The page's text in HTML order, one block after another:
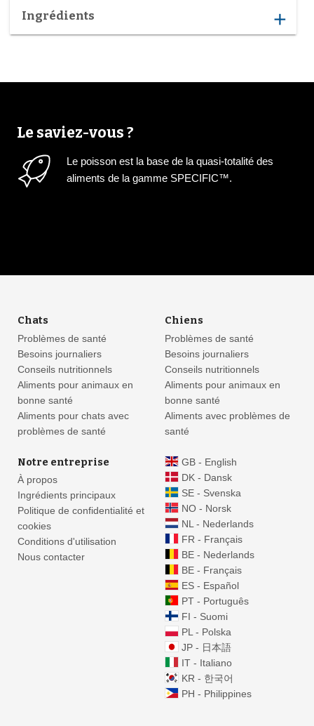
Ingrédients add
Le saviez-vous ?
Le poisson est la base de la quasi-totalité des
aliments de la gamme SPECIFIC™.
Chats
Problèmes de santé
Besoins journaliers
Conseils nutritionnels
Aliments pour animaux en
bonne santé
Aliments pour chats avec
problèmes de santé
Chiens
Problèmes de santé
Besoins journaliers
Conseils nutritionnels
Aliments pour animaux en
bonne santé
Aliments avec problèmes de
santé
Notre entreprise
À propos
Ingrédients principaux
Politique de confidentialité et
cookies
Conditions d'utilisation
Nous contacter
GB - English
DK - Dansk
SE - Svenska
NO - Norsk
NL - Nederlands
FR - Français
BE - Nederlands
BE - Français
ES - Español
PT - Português
FI - Suomi
PL - Polska
JP - 日本語
IT - Italiano
KR - 한국어
PH - Philippines